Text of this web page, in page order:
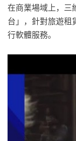
在商業場域上，三
台」，針對旅遊租
行軟體服務。